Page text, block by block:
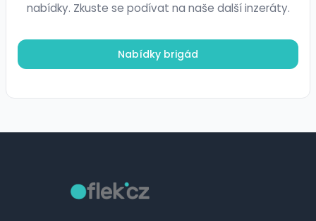
nabídky. Zkuste se podívat na naše další inzeráty.
Nabídky brigád